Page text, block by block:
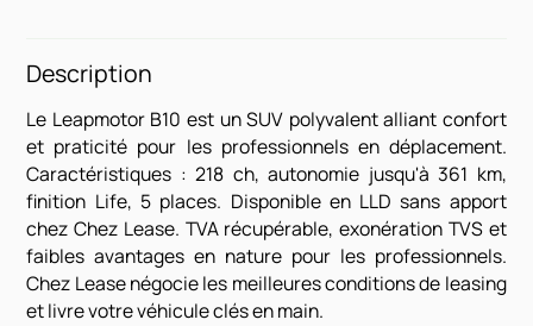
Description
Le Leapmotor B10 est un SUV polyvalent alliant confort
et praticité pour les professionnels en déplacement.
Caractéristiques : 218 ch, autonomie jusqu'à 361 km,
finition Life, 5 places. Disponible en LLD sans apport
chez Chez Lease. TVA récupérable, exonération TVS et
faibles avantages en nature pour les professionnels.
Chez Lease négocie les meilleures conditions de leasing
et livre votre véhicule clés en main.